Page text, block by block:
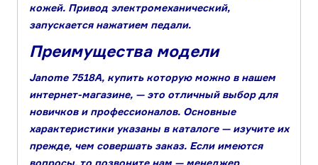
кожей. Привод электромеханический,
запускается нажатием педали.
Преимущества модели
Janome 7518A, купить которую можно в нашем
интернет-магазине, — это отличный выбор для
новичков и профессионалов. Основные
характеристики указаны в каталоге — изучите их
прежде, чем совершать заказ. Если имеются